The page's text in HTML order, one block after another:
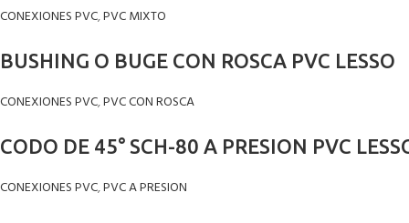
CONEXIONES PVC,PVC MIXTO
BUSHING O BUGE CON ROSCA PVC LESSO
CONEXIONES PVC,PVC CON ROSCA
CODO DE 45° SCH-80 A PRESION PVC
CONEXIONES PVC,PVC A PRESION